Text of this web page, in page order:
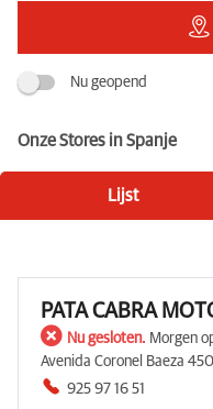
Nu geopend
Onze Stores in Spanje
Lijst
PATA CABRA
Nu gesloten. Morgen
Avenida Coronel Baeza
925 97 16 51